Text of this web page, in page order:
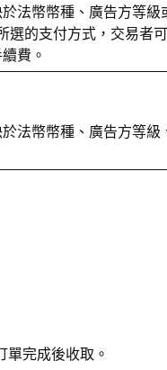
法幣幣種、廣告方等級
選的支付方式，交易者
費。
法幣幣種、廣告方等級
完成後收取。